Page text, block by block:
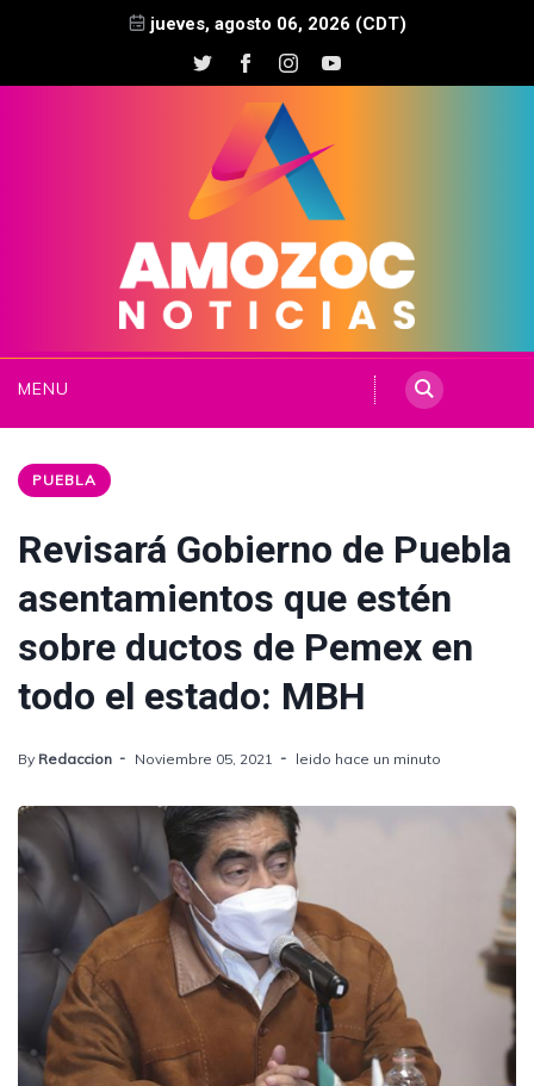
jueves, agosto 06, 2026 (CDT)
MENU
PUEBLA
Revisará Gobierno de Puebla
asentamientos que estén
sobre ductos de Pemex en
todo el estado: MBH
By Redaccion Noviembre 05, 2021 leido hace un minuto